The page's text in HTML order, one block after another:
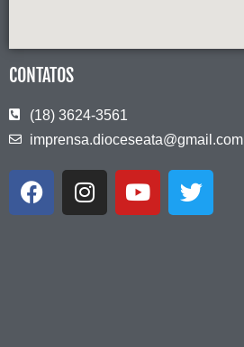
CONTATOS
(18) 3624-3561
imprensa.dioceseata@gmail.com